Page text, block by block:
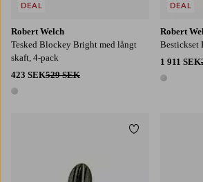
Robert Welch
Tesked Blockey Bright med långt
skaft, 4-pack
423 SEK529 SEK
1 färg
DEAL
Robert
Bestickset
1 911 SEK
1 färg
DEAL
Lägg till i